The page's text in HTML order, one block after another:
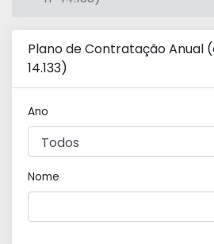
Plano de Contratação Anual
14.133)
Ano
Nome